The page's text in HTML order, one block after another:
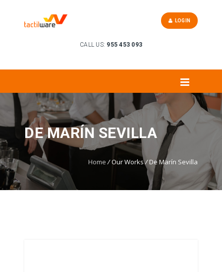
CALL US: 955 453 093
LOGIN
DE MARÍN SEVILLA
Home /Our Works/ De Marín Sevilla